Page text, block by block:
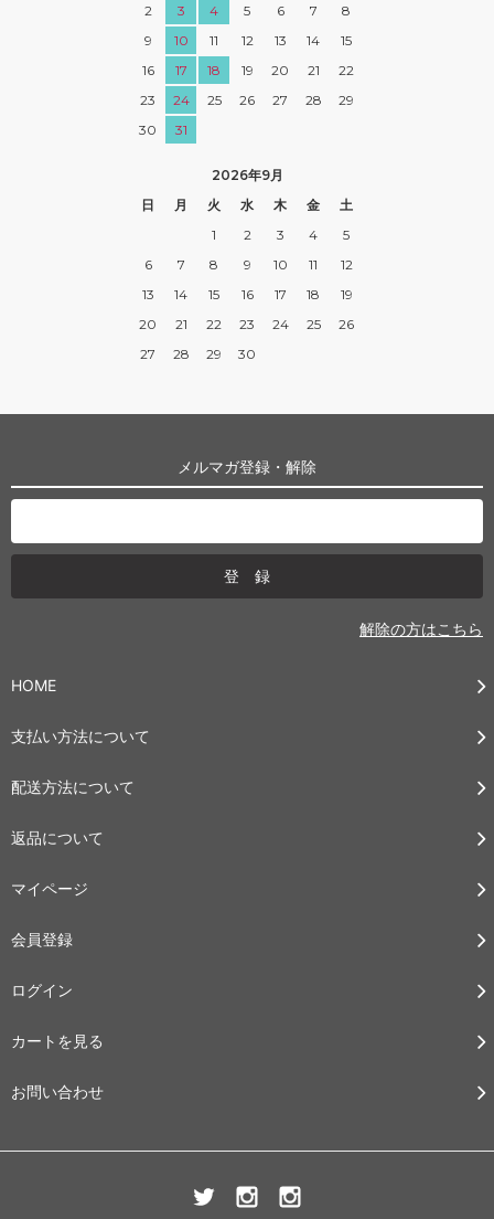
2
3 4 5 6 7
8
9
10 11 12 13 14
15
16
17 18 19 20 21
22
23
24 25 26 27 28
29
30
31
2026年9月
日
月 火 水 木 金
土
1
2 3 4
5
6
7 8 9 10 11
12
13
14 15 16 17 18
19
20
21 22 23 24 25
26
27
28 29 30
メルマガ登録・解除
解除の方はこちら
HOME
支払い方法について
配送方法について
返品について
マイページ
会員登録
ログイン
カートを見る
お問い合わせ